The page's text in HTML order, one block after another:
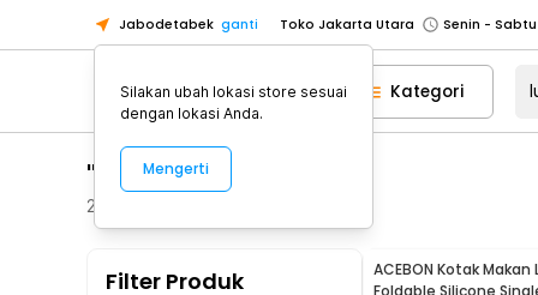
Jabodetabek ganti Toko Jakarta Utara
Toko Tangerang
Toko Cikupa
Pick n Go Jakarta Barat
Senin -
Toko Jakarta Barat
Senin -
Kategori
"lunch box silikon"
215
Filter Produk
ACEBON Kotak Makan
Foldable Silicone
Silakan ubah lokasi store sesuai
dengan lokasi Anda.
Mengerti